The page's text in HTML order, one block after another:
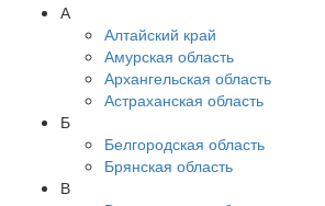
А
Алтайский край
Амурская область
Архангельская область
Астраханская область
Б
Белгородская область
Брянская область
В